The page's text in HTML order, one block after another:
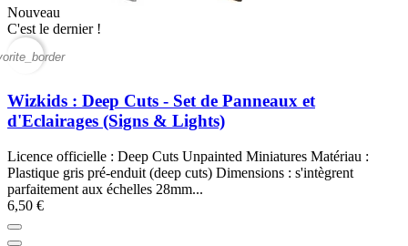
Nouveau
C'est le dernier !
Wizkids : Deep Cuts - Set de Panneaux et
d'Eclairages (Signs & Lights)
Licence officielle : Deep Cuts Unpainted Miniatures Matériau :
Plastique gris pré-enduit (deep cuts) Dimensions : s'intègrent
parfaitement aux échelles 28mm...
6,50 €